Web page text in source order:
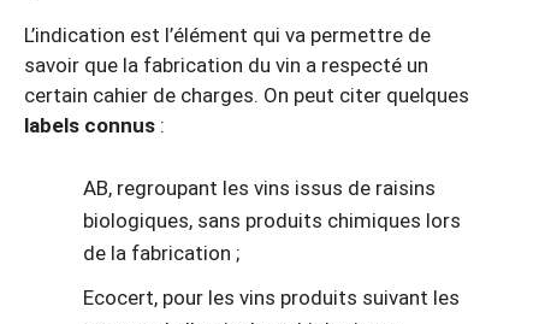
L’indication est l’élément qui va permettre de
savoir que la fabrication du vin a respecté un
certain cahier de charges. On peut citer quelques
labels connus :
AB, regroupant les vins issus de raisins
biologiques, sans produits chimiques lors
de la fabrication ;
Ecocert, pour les vins produits suivant les